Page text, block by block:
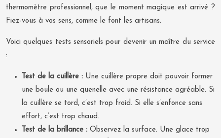
thermomètre professionnel, que le moment magique est arrivé ?
Fiez-vous à vos sens, comme le font les artisans.
Voici quelques tests sensoriels pour devenir un maître du service
:
Test de la cuillère : Une cuillère propre doit pouvoir former
une boule ou une quenelle avec une résistance agréable. Si
la cuillère se tord, c’est trop froid. Si elle s’enfonce sans
effort, c’est trop chaud.
Test de la brillance : Observez la surface. Une glace trop